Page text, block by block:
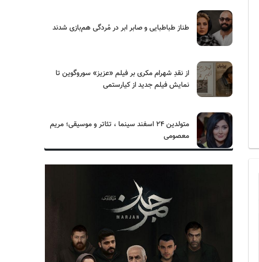
طناز طباطبایی و صابر ابر در مُردگی هم‌بازی شدند
از نقدِ شهرام مکری بر فیلم «عزیز» سوروگوین تا
نمایش فیلم جدید از کیارستمی
متولدین ۲۴ اسفند سینما ، تئاتر و موسیقی؛ مریم
معصومی